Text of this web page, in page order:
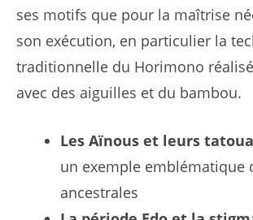
ses motifs que pour la maîtrise
son exécution, en particulier la
traditionnelle du Horimono
avec des aiguilles et du bambou.
Les Aïnous et leurs
un exemple emblématique
ancestrales